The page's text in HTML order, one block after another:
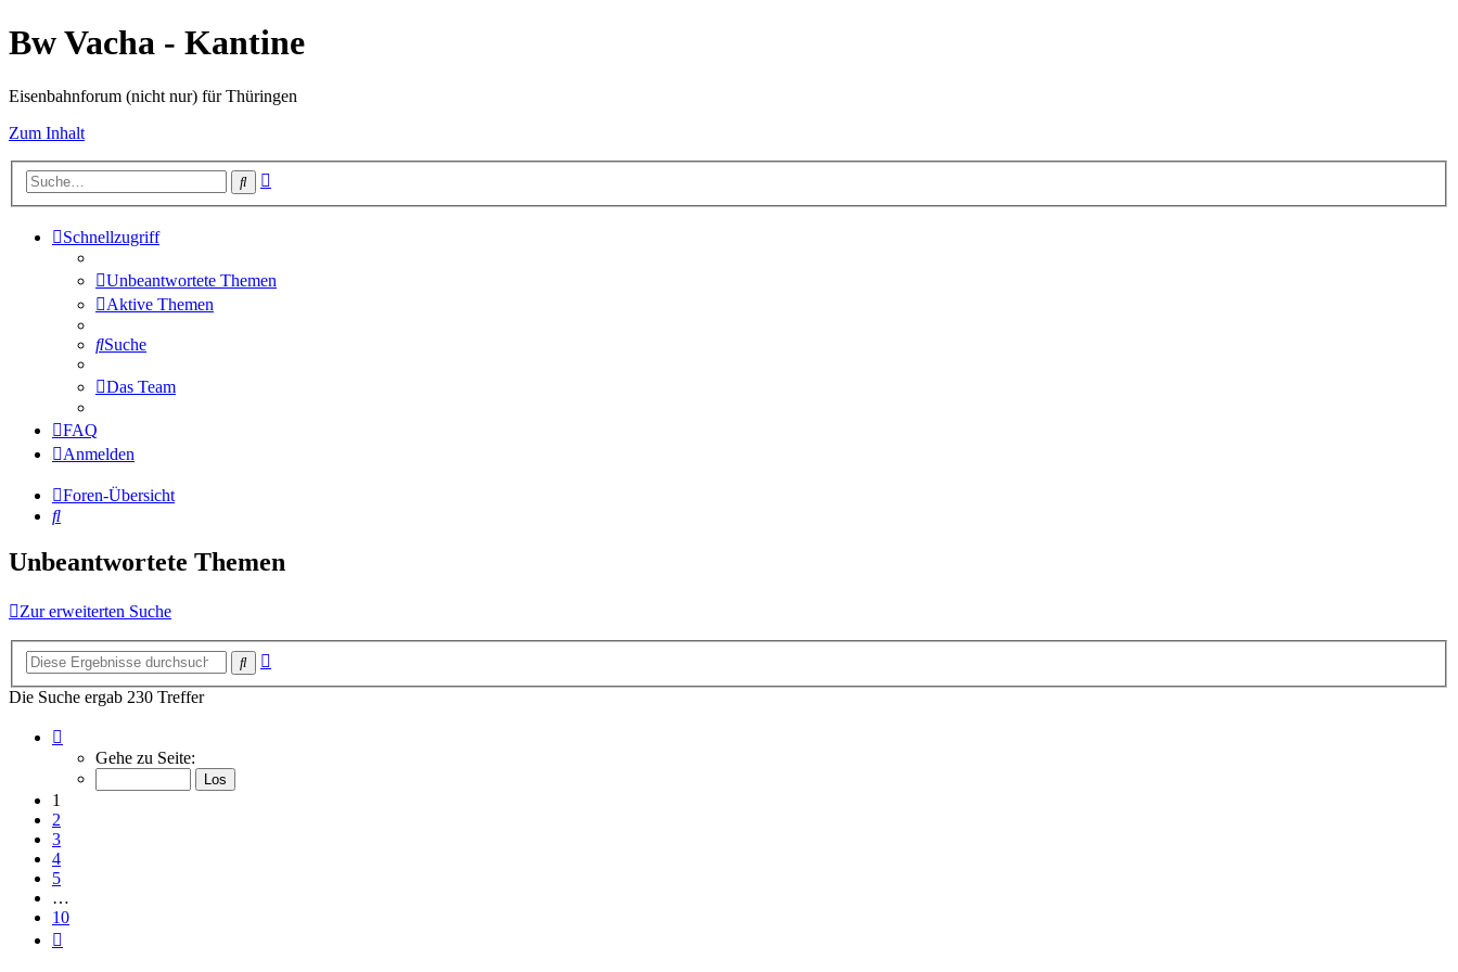
Bw Vacha - Kantine
Eisenbahnforum (nicht nur) für Thüringen
Zum Inhalt
Suche
Schnellzugriff
Unbeantwortete Themen
Aktive Themen
Suche
Das Team
FAQ
Anmelden
Foren-Übersicht
Suche
Unbeantwortete Themen
Zur erweiterten Suche
Suche
Die Suche ergab 230 Treffer
von
Gehe zu Seite:
1
2
3
4
5
…
10